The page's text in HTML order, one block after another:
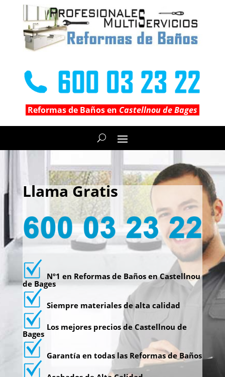
Reformas de Baños en Castellnou de Bages
Llama Gratis
Nº1 en Reformas de Baños en Castellnou
de Bages
Siempre materiales de alta calidad
Los mejores precios de Castellnou de
Bages
Garantía en todas las Reformas de Baños